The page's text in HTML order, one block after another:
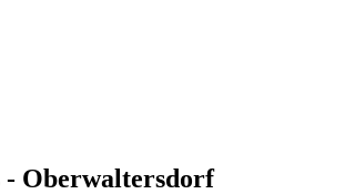
- Oberwaltersdorf